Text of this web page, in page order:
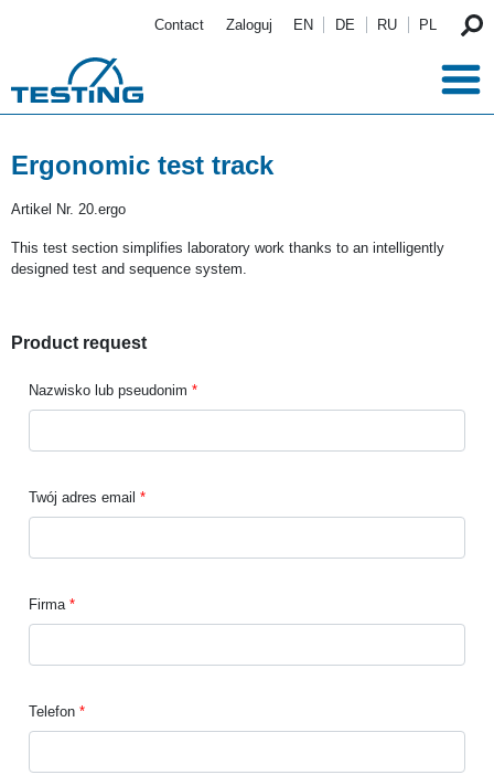
Contact Zaloguj EN DE RU PL
Ergonomic test track
Artikel Nr. 20.ergo
This test section simplifies laboratory work thanks to an intelligently
designed test and sequence system.
Product request
Nazwisko lub pseudonim
Twój adres email
Firma
Telefon